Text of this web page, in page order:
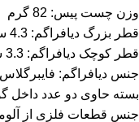
وزن چست پیس: 82 گرم
قطر بزرگ دیافراگم: 4.3 سانتیمتر
قطر کوچک دیافراگم: 3.3 سانتیمتر
جنس دیافراگم:
بسته حاوی دو عدد داخل
جنس قطعات فلزی از